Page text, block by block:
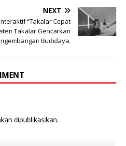
NEXT
“Takalar Cepat
Takalar Gencarkan
Budidaya.
dipublikasikan.